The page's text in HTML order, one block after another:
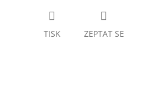
TISK ZEPTAT SE